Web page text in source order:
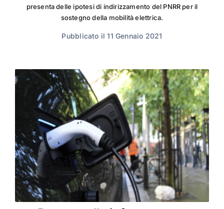
presenta delle ipotesi di indirizzamento del PNRR per il
sostegno della mobilità elettrica.
Pubblicato il 11 Gennaio 2021